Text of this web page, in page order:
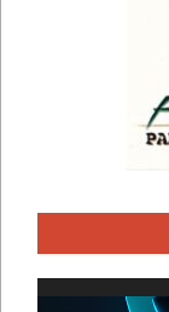
Reproductor